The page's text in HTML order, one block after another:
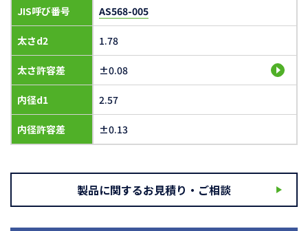
JIS呼び番号
太さd2
太さ許容差
内径d1
内径許容差
AS568-005
1.78
±0.08
2.57
±0.13
製品に関するお見積り・ご相談